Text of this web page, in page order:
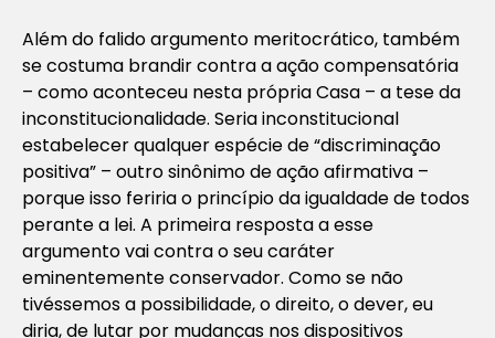
Além do falido argumento meritocrático, também
se costuma brandir contra a ação compensatória
– como aconteceu nesta própria Casa – a tese da
inconstitucionalidade. Seria inconstitucional
estabelecer qualquer espécie de “discriminação
positiva” – outro sinônimo de ação afirmativa –
porque isso feriria o princípio da igualdade de todos
perante a lei. A primeira resposta a esse
argumento vai contra o seu caráter
eminentemente conservador. Como se não
tivéssemos a possibilidade, o direito, o dever, eu
diria, de lutar por mudanças nos dispositivos